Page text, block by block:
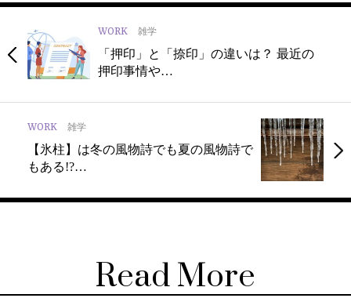
WORK 雑学
「押印」と「捺印」の違いは？ 最近の
押印事情や…
WORK 雑学
【氷柱】は冬の風物詩でも夏の風物詩で
もある!?…
Read More